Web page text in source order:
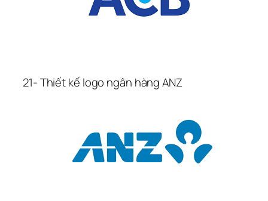
21- Thiết kế logo ngân hàng ANZ